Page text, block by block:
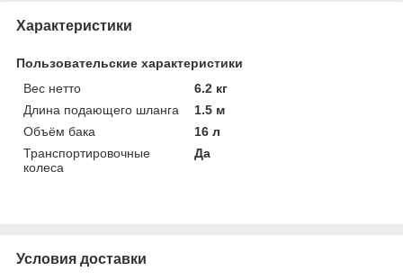
Характеристики
Пользовательские характеристики
Вес нетто
6.2 кг
Длина подающего шланга
1.5 м
Объём бака
16 л
Транспортировочные
колеса
Да
Условия доставки